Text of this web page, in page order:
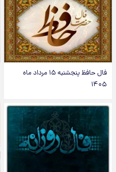
فال حافظ پنجشنبه ۱۵ مرداد ماه
۱۴۰۵